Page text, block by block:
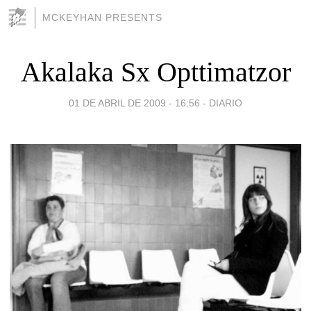
MCKEYHAN PRESENTS
Akalaka Sx Opttimatzor
01 DE ABRIL DE 2009 - 16:56 - DIARIO